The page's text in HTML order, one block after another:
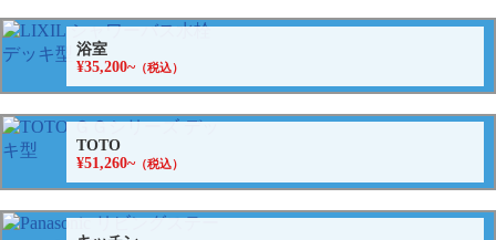
浴室
¥35,200~（税込）
TOTO
¥51,260~（税込）